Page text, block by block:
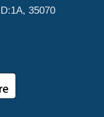
35070